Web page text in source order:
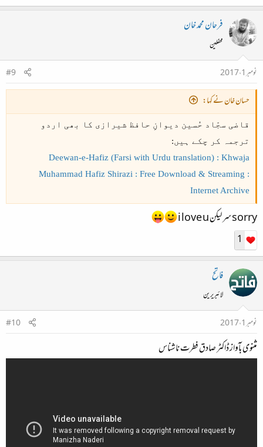
فرحان محمد خان
محفلین
نومبر 1، 2017
#9
حسان خان نے کہا:
قاضی سجّاد حُسین دیوانِ حافظ شیرازی کا بھی اردو
ترجمہ کر چکے ہیں:
Deewan-e-Hafiz (Farsi with Urdu translation) : Khwaja
Muhammad Hafiz Shirazi : Free Download & Streaming :
Internet Archive
sorry سر لیکن i love u
1
فاتح
لائبریرین
نومبر 1، 2017
#10
مثنوی بآواز ڈاکٹر صادق فطرت ناشناس